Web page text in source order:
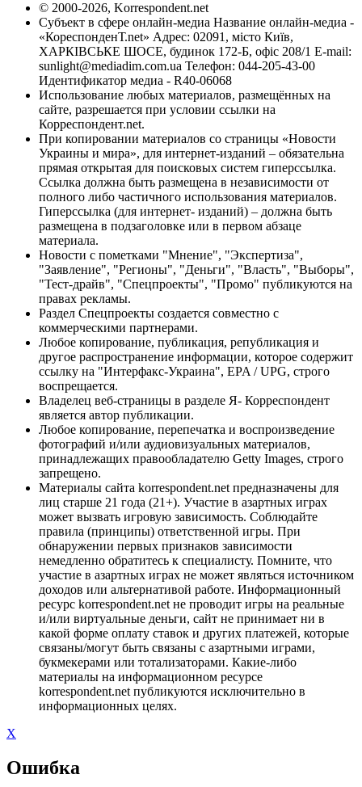
© 2000-2026, Korrespondent.net
Субъект в сфере онлайн-медиа Название онлайн-медиа -
«КореспонденТ.net» Адрес: 02091, місто Київ,
ХАРКІВСЬКЕ ШОСЕ, будинок 172-Б, офіс 208/1 E-mail:
sunlight@mediadim.com.ua Телефон: 044-205-43-00
Идентификатор медиа - R40-06068
Использование любых материалов, размещённых на
сайте, разрешается при условии ссылки на
Корреспондент.net.
При копировании материалов со страницы «Новости
Украины и мира», для интернет-изданий – обязательна
прямая открытая для поисковых систем гиперссылка.
Ссылка должна быть размещена в независимости от
полного либо частичного использования материалов.
Гиперссылка (для интернет- изданий) – должна быть
размещена в подзаголовке или в первом абзаце
материала.
Новости с пометками "Мнение", "Экспертиза",
"Заявление", "Регионы", "Деньги", "Власть", "Выборы",
"Тест-драйв", "Спецпроекты", "Промо" публикуются на
правах рекламы.
Раздел Спецпроекты создается совместно с
коммерческими партнерами.
Любое копирование, публикация, републикация и
другое распространение информации, которое содержит
ссылку на "Интерфакс-Украина", EPA / UPG, строго
воспрещается.
Владелец веб-страницы в разделе Я- Корреспондент
является автор публикации.
Любое копирование, перепечатка и воспроизведение
фотографий и/или аудиовизуальных материалов,
принадлежащих правообладателю Getty Images, строго
запрещено.
Материалы сайта korrespondent.net предназначены для
лиц старше 21 года (21+). Участие в азартных играх
может вызвать игровую зависимость. Соблюдайте
правила (принципы) ответственной игры. При
обнаружении первых признаков зависимости
немедленно обратитесь к специалисту. Помните, что
участие в азартных играх не может являться источником
доходов или альтернативой работе. Информационный
ресурс korrespondent.net не проводит игры на реальные
и/или виртуальные деньги, сайт не принимает ни в
какой форме оплату ставок и других платежей, которые
связаны/могут быть связаны с азартными играми,
букмекерами или тотализаторами. Какие-либо
материалы на информационном ресурсе
korrespondent.net публикуются исключительно в
информационных целях.
X
Ошибка